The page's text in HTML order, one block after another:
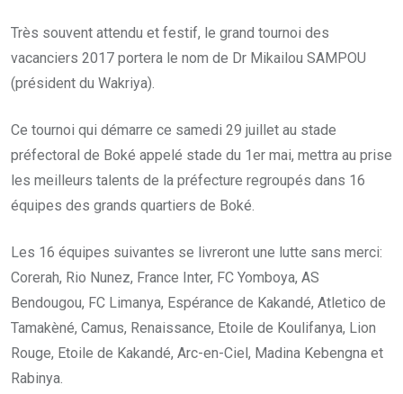
Très souvent attendu et festif, le grand tournoi des
vacanciers 2017 portera le nom de Dr Mikailou SAMPOU
(président du Wakriya).
Ce tournoi qui démarre ce samedi 29 juillet au stade
préfectoral de Boké appelé stade du 1er mai, mettra au prise
les meilleurs talents de la préfecture regroupés dans 16
équipes des grands quartiers de Boké.
Les 16 équipes suivantes se livreront une lutte sans merci:
Corerah, Rio Nunez, France Inter, FC Yomboya, AS
Bendougou, FC Limanya, Espérance de Kakandé, Atletico de
Tamakèné, Camus, Renaissance, Etoile de Koulifanya, Lion
Rouge, Etoile de Kakandé, Arc-en-Ciel, Madina Kebengna et
Rabinya.